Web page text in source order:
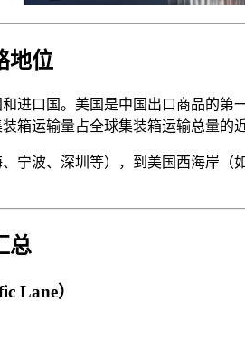
地位
进口国。美国是中国出口商品的
箱运输量占全球集装箱运输总量的
宁波、深圳等），到美国西海岸
总
Lane）